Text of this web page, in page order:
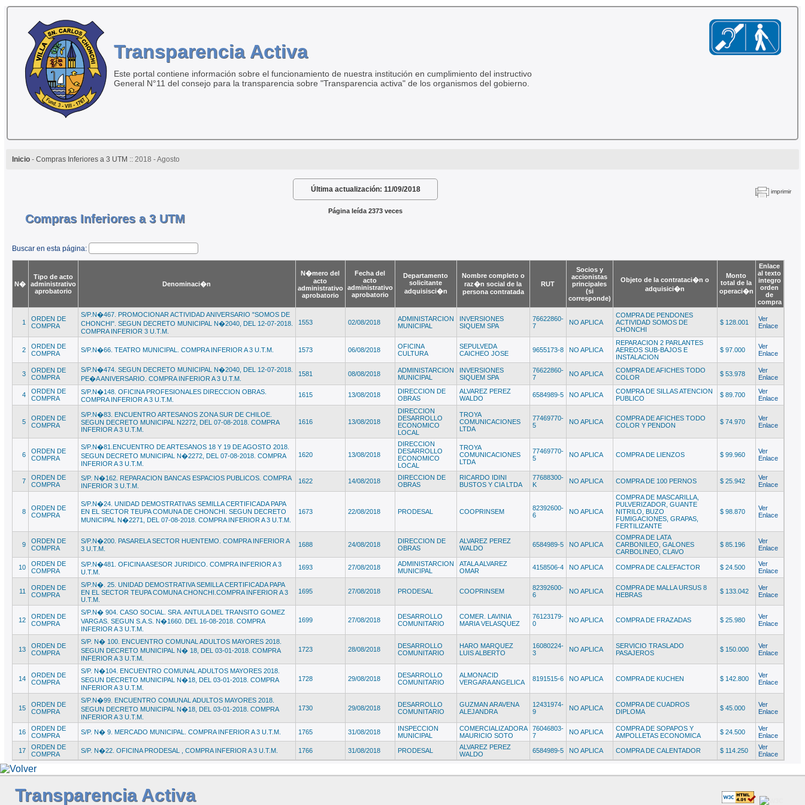
Transparencia Activa
Este portal contiene información sobre el funcionamiento de nuestra institución en cumplimiento del instructivo
General N°11 del consejo para la transparencia sobre "Transparencia activa" de los organismos del gobierno.
Inicio -Compras Inferiores a 3 UTM :: 2018 - Agosto
imprimir
Última actualización: 11/09/2018
Página leída 2373 veces
Compras Inferiores a 3 UTM
Buscar en esta página:
N�
Tipo de acto
administrativo
aprobatorio
Denominaci�n
N�mero del
acto
administrativo
aprobatorio
Fecha del
acto
administrativo
aprobatorio
Departamento
solicitante
adquisisci�n
Nombre completo o
raz�n social de la
persona contratada
RUT
Socios y
accionistas
principales
(si
corresponde)
Objeto de la contrataci�n o
adquisici�n
Monto
total de la
operaci�n
Enlace
al texto
integro
orden
de
compra
1
ORDEN DE
COMPRA
S/P.N�467. PROMOCIONAR ACTIVIDAD ANIVERSARIO "SOMOS DE
CHONCHI". SEGUN DECRETO MUNICIPAL N�2040, DEL 12-07-2018.
COMPRA INFERIOR 3 U.T.M.
1553 02/08/2018
ADMINISTARCION
MUNICIPAL
INVERSIONES
SIQUEM SPA
76622860-
7
NO APLICA
COMPRA DE PENDONES
ACTIVIDAD SOMOS DE
CHONCHI
$ 128.001
Ver
Enlace
2
ORDEN DE
COMPRA
S/P.N�66. TEATRO MUNICIPAL. COMPRA INFERIOR A 3 U.T.M. 1573 06/08/2018
OFICINA
CULTURA
SEPULVEDA
CAICHEO JOSE
9655173-8 NO APLICA
REPARACION 2 PARLANTES
AEREOS SUB-BAJOS E
INSTALACION
$ 97.000
Ver
Enlace
3
ORDEN DE
COMPRA
S/P.N�474. SEGUN DECRETO MUNICIPAL N�2040, DEL 12-07-2018.
PE�A ANIVERSARIO. COMPRA INFERIOR A 3 U.T.M.
1581 08/08/2018
ADMINISTARCION
MUNICIPAL
INVERSIONES
SIQUEM SPA
76622860-
7
NO APLICA
COMPRA DE AFICHES TODO
COLOR
$ 53.978
Ver
Enlace
4
ORDEN DE
COMPRA
S/P.N�148. OFICINA PROFESIONALES DIRECCION OBRAS.
COMPRA INFERIOR A 3 U.T.M.
1615 13/08/2018
DIRECCION DE
OBRAS
ALVAREZ PEREZ
WALDO
6584989-5 NO APLICA
COMPRA DE SILLAS ATENCION
PUBLICO
$ 89.700
Ver
Enlace
5
ORDEN DE
COMPRA
S/P.N�83. ENCUENTRO ARTESANOS ZONA SUR DE CHILOE.
SEGUN DECRETO MUNICIPAL N2272, DEL 07-08-2018. COMPRA
INFERIOR A 3 U.T.M.
1616 13/08/2018
DIRECCION
DESARROLLO
ECONOMICO
LOCAL
TROYA
COMUNICACIONES
LTDA
77469770-
5
NO APLICA
COMPRA DE AFICHES TODO
COLOR Y PENDON
$ 74.970
Ver
Enlace
6
ORDEN DE
COMPRA
S/P.N�81.ENCUENTRO DE ARTESANOS 18 Y 19 DE AGOSTO 2018.
SEGUN DECRETO MUNICIPAL N�2272, DEL 07-08-2018. COMPRA
INFERIOR A 3 U.T.M.
1620 13/08/2018
DIRECCION
DESARROLLO
ECONOMICO
LOCAL
TROYA
COMUNICACIONES
LTDA
77469770-
5
NO APLICA COMPRA DE LIENZOS $ 99.960
Ver
Enlace
7
ORDEN DE
COMPRA
S/P. N�162. REPARACION BANCAS ESPACIOS PUBLICOS. COMPRA
INFERIOR 3 U.T.M.
1622 14/08/2018
DIRECCION DE
OBRAS
RICARDO IDINI
BUSTOS Y CIA LTDA
77688300-
K
NO APLICA COMPRA DE 100 PERNOS $ 25.942
Ver
Enlace
8
ORDEN DE
COMPRA
S/P.N�24. UNIDAD DEMOSTRATIVAS SEMILLA CERTIFICADA PAPA
EN EL SECTOR TEUPA COMUNA DE CHONCHI. SEGUN DECRETO
MUNICIPAL N�2271, DEL 07-08-2018. COMPRA INFERIOR A 3 U.T.M.
1673 22/08/2018 PRODESAL COOPRINSEM
82392600-
6
NO APLICA
COMPRA DE MASCARILLA,
PULVERIZADOR, GUANTE
NITRILO, BUZO
FUMIGACIONES, GRAPAS,
FERTILIZANTE
$ 98.870
Ver
Enlace
9
ORDEN DE
COMPRA
S/P.N�200. PASARELA SECTOR HUENTEMO. COMPRA INFERIOR A
3 U.T.M.
1688 24/08/2018
DIRECCION DE
OBRAS
ALVAREZ PEREZ
WALDO
6584989-5 NO APLICA
COMPRA DE LATA
CARBONILEO, GALONES
CARBOLINEO, CLAVO
$ 85.196
Ver
Enlace
10
ORDEN DE
COMPRA
S/P.N�481. OFICINA ASESOR JURIDICO. COMPRA INFERIOR A 3
U.T.M.
1693 27/08/2018
ADMINISTARCION
MUNICIPAL
ATALA ALVAREZ
OMAR
4158506-4 NO APLICA COMPRA DE CALEFACTOR $ 24.500
Ver
Enlace
11
ORDEN DE
COMPRA
S/P.N�. 25. UNIDAD DEMOSTRATIVA SEMILLA CERTIFICADA PAPA
EN EL SECTOR TEUPA COMUNA CHONCHI.COMPRA INFERIOR A 3
U.T.M.
1695 27/08/2018 PRODESAL COOPRINSEM
82392600-
6
NO APLICA
COMPRA DE MALLA URSUS 8
HEBRAS
$ 133.042
Ver
Enlace
12
ORDEN DE
COMPRA
S/P.N� 904. CASO SOCIAL. SRA. ANTULA DEL TRANSITO GOMEZ
VARGAS. SEGUN S.A.S. N�1660. DEL 16-08-2018. COMPRA
INFERIOR A 3 U.T.M.
1699 27/08/2018
DESARROLLO
COMUNITARIO
COMER. LAVINIA
MARIA VELASQUEZ
76123179-
0
NO APLICA COMPRA DE FRAZADAS $ 25.980
Ver
Enlace
13
ORDEN DE
COMPRA
S/P. N� 100. ENCUENTRO COMUNAL ADULTOS MAYORES 2018.
SEGUN DECRETO MUNICIPAL N� 18, DEL 03-01-2018. COMPRA
INFERIOR A 3 U.T.M.
1723 28/08/2018
DESARROLLO
COMUNITARIO
HARO MARQUEZ
LUIS ALBERTO
16080224-
3
NO APLICA
SERVICIO TRASLADO
PASAJEROS
$ 150.000
Ver
Enlace
14
ORDEN DE
COMPRA
S/P. N�104. ENCUENTRO COMUNAL ADULTOS MAYORES 2018.
SEGUN DECRETO MUNICIPAL N�18, DEL 03-01-2018. COMPRA
INFERIOR A 3 U.T.M.
1728 29/08/2018
DESARROLLO
COMUNITARIO
ALMONACID
VERGARA ANGELICA
8191515-6 NO APLICA COMPRA DE KUCHEN $ 142.800
Ver
Enlace
15
ORDEN DE
COMPRA
S/P.N�99. ENCUENTRO COMUNAL ADULTOS MAYORES 2018.
SEGUN DECRETO MUNICIPAL N�18, DEL 03-01-2018. COMPRA
INFERIOR A 3 U.T.M.
1730 29/08/2018
DESARROLLO
COMUNITARIO
GUZMAN ARAVENA
ALEJANDRA
12431974-
9
NO APLICA
COMPRA DE CUADROS
DIPLOMA
$ 45.000
Ver
Enlace
16
ORDEN DE
COMPRA
S/P. N� 9. MERCADO MUNICIPAL. COMPRA INFERIOR A 3 U.T.M. 1765 31/08/2018
INSPECCION
MUNICIPAL
COMERCIALIZADORA
MAURICIO SOTO
76046803-
7
NO APLICA
COMPRA DE SOPAPOS Y
AMPOLLETAS ECONOMICA
$ 24.500
Ver
Enlace
17
ORDEN DE
COMPRA
S/P. N�22. OFICINA PRODESAL , COMPRA INFERIOR A 3 U.T.M. 1766 31/08/2018 PRODESAL
ALVAREZ PEREZ
WALDO
6584989-5 NO APLICA COMPRA DE CALENTADOR $ 114.250
Ver
Enlace
Transparencia Activa